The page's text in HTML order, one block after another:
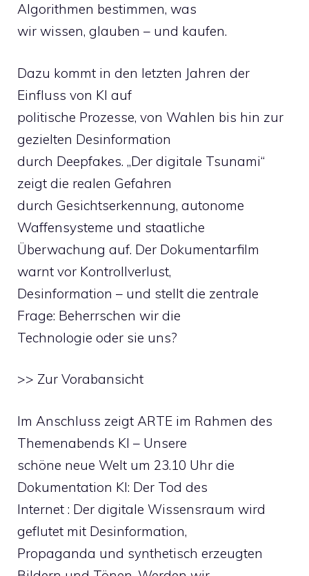
Algorithmen bestimmen, was
wir wissen, glauben – und kaufen.
Dazu kommt in den letzten Jahren der
Einfluss von KI auf
politische Prozesse, von Wahlen bis hin zur
gezielten Desinformation
durch Deepfakes. „Der digitale Tsunami“
zeigt die realen Gefahren
durch Gesichtserkennung, autonome
Waffensysteme und staatliche
Überwachung auf. Der Dokumentarfilm
warnt vor Kontrollverlust,
Desinformation – und stellt die zentrale
Frage: Beherrschen wir die
Technologie oder sie uns?
>> Zur Vorabansicht
Im Anschluss zeigt ARTE im Rahmen des
Themenabends KI – Unsere
schöne neue Welt um 23.10 Uhr die
Dokumentation KI: Der Tod des
Internet : Der digitale Wissensraum wird
geflutet mit Desinformation,
Propaganda und synthetisch erzeugten